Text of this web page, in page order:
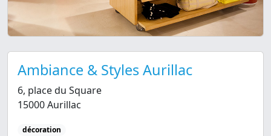
Ambiance & Styles Aurillac
6, place du Square
15000 Aurillac
décoration